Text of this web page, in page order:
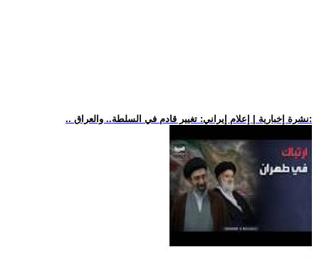
.. نشرة إخبارية | إعلام إيراني: تغيير قادم في السلطة.. والعراق: